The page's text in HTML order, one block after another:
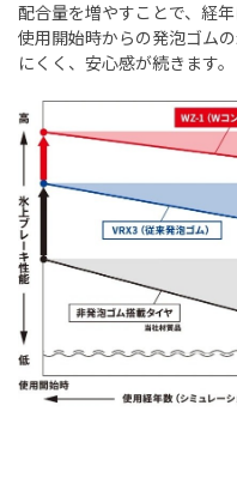
配合量を増やすことで、経
使用開始時からの発泡ゴムの
にくく、安心感が続きます。